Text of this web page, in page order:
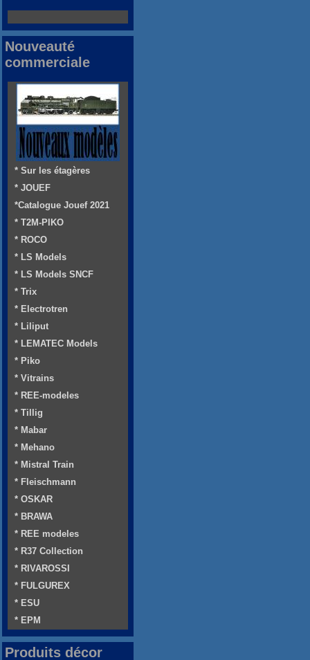
Nouveauté
commerciale
* Sur les étagères
* JOUEF
*Catalogue Jouef 2021
* T2M-PIKO
* ROCO
* LS Models
* LS Models SNCF
* Trix
* Electrotren
* Liliput
* LEMATEC Models
* Piko
* Vitrains
* REE-modeles
* Tillig
* Mabar
* Mehano
* Mistral Train
* Fleischmann
* OSKAR
* BRAWA
* REE modeles
* R37 Collection
* RIVAROSSI
* FULGUREX
* ESU
* EPM
Produits décor